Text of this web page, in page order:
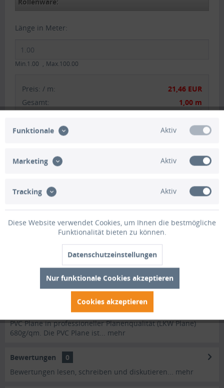
Länge in Meter:
Min.1.00 Max.100.00
Preis: / m:
21,46 EUR
Gesamt:
1,00 m
+ Zwischensumme:
0,00 EUR
1.7000 KG
inkl. MwSt.
In den Warenkorb
Bewerten
Artikel-Nr.: HO1105
PVC Plane in professioneller Planenqualität (LKW Plane)
680g/qm. Die PVC Plane ist...
mehr
Bewertungen
0
Bewertungen lesen, schreiben und diskutieren...
mehr
Funktionale Aktiv
Marketing Aktiv
Tracking Aktiv
Diese Website verwendet Cookies, um Ihnen die bestmögliche
Funktionalität bieten zu können.
Datenschutzeinstellungen
Nur funktionale Cookies akzeptieren
Cookies akzeptieren